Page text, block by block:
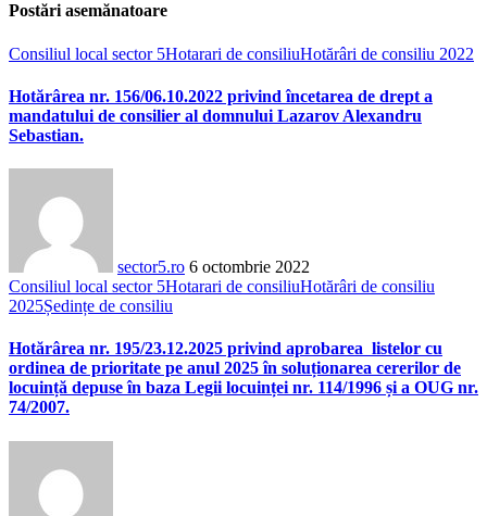
Postări asemănatoare
Consiliul local sector 5Hotarari de consiliuHotărâri de consiliu 2022
Hotărârea nr. 156/06.10.2022 privind încetarea de drept a
mandatului de consilier al domnului Lazarov Alexandru
Sebastian.
sector5.ro 6 octombrie 2022
Consiliul local sector 5Hotarari de consiliuHotărâri de consiliu
2025Ședințe de consiliu
Hotărârea nr. 195/23.12.2025 privind aprobarea listelor cu
ordinea de prioritate pe anul 2025 în soluționarea cererilor de
locuință depuse în baza Legii locuinței nr. 114/1996 și a OUG nr.
74/2007.